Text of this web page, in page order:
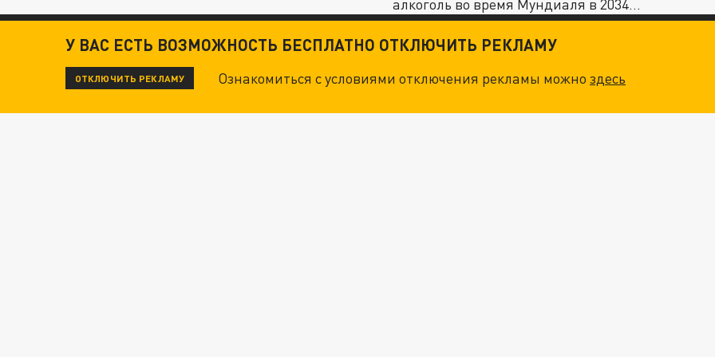
алкоголь во время Мундиаля в 2034...
У ВАС ЕСТЬ ВОЗМОЖНОСТЬ БЕСПЛАТНО ОТКЛЮЧИТЬ РЕКЛАМУ
ОТКЛЮЧИТЬ РЕКЛАМУ Ознакомиться с условиями отключения рекламы можноздесь